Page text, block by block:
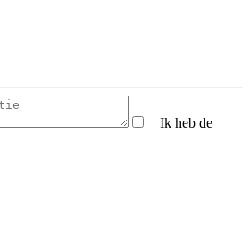
Ik heb de